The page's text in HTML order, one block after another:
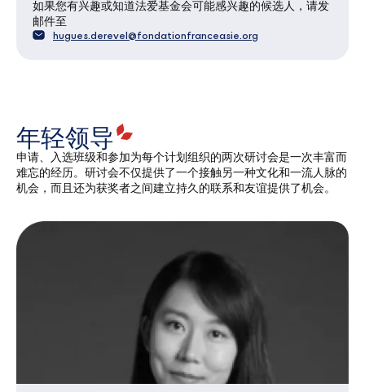
如果您有兴趣或知道法爱基金会可能感兴趣的候选人，请发
邮件至
hugues.derevel@fondationfranceasie.org
年轻领导
申请、入选班级和参加为每个计划组织的两次研讨会是一次丰富而
难忘的经历。研讨会不仅提供了一个接触另一种文化和一流人脉的
机会，而且还为获奖者之间建立持久的联系和友谊提供了机会。